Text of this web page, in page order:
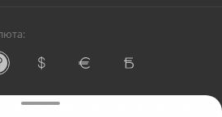
доставки цветов в Кемерово